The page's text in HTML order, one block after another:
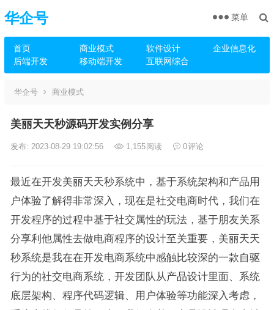
华企号
首页 商业模式 软件设计
企业信息化
后端开发
移动端开发 互联网综合
菜单
华企号 商业模式
美丽天天秒源码开发实例分享
发布: 2023-08-29 19:02:56 1,155阅读 0评论
最近在开发美丽天天秒系统中，基于系统架构和产品用
户体验了解得非常深入，现在是社交电商时代，我们在
开发程序的过程中基于社交属性的玩法，基于朋友关系
分享利他属性去做电商程序的设计至关重要，美丽天天
秒系统是我在在开发电商系统中感触比较深的一款自驱
行为的社交电商系统，开发团队从产品设计里面、系统
底层架构、程序代码逻辑、用户体验等功能深入考虑，